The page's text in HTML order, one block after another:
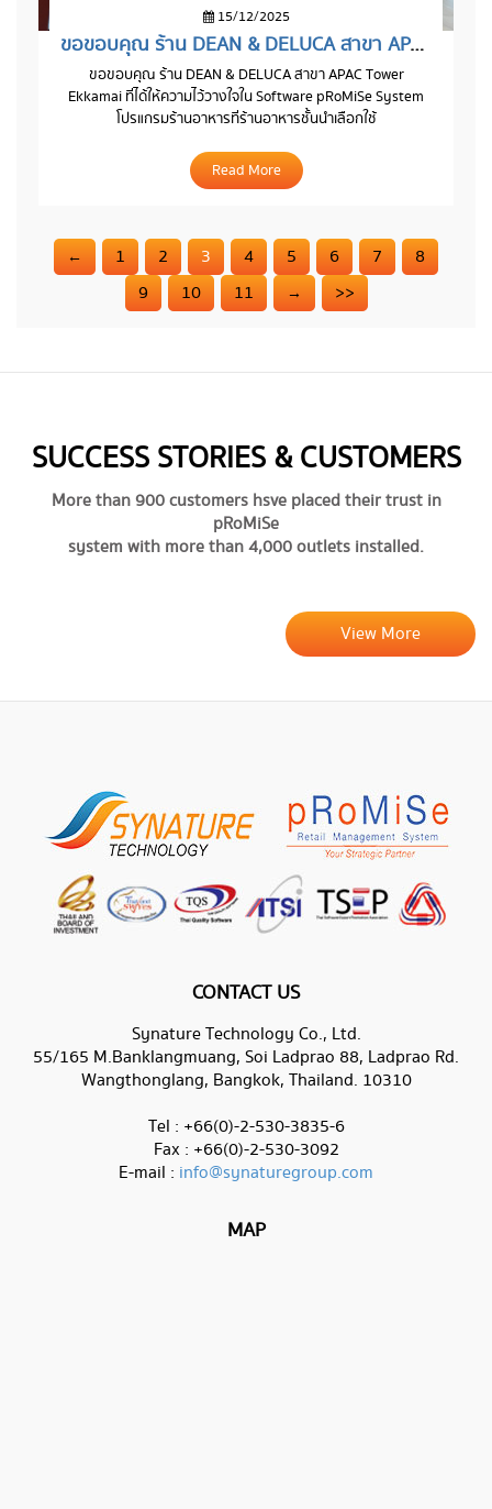
15/12/2025
ขอขอบคุณ ร้าน DEAN & DELUCA สาขา APAC Tower Ekkamai
ขอขอบคุณ ร้าน DEAN & DELUCA สาขา APAC Tower
Ekkamai ที่ได้ให้ความไว้วางใจใน Software pRoMiSe System
โปรแกรมร้านอาหารที่ร้านอาหารชั้นนำเลือกใช้
Read More
← 1 2 3 4 5 6 7
8
9
10 11 → >>
SUCCESS STORIES & CUSTOMERS
More than 900 customers hsve placed their trust in
pRoMiSe
system with more than 4,000 outlets installed.
View More
CONTACT US
Synature Technology Co., Ltd.
55/165 M.Banklangmuang, Soi Ladprao 88, Ladprao Rd.
Wangthonglang, Bangkok, Thailand. 10310
Tel : +66(0)-2-530-3835-6
Fax : +66(0)-2-530-3092
E-mail : info@synaturegroup.com
MAP